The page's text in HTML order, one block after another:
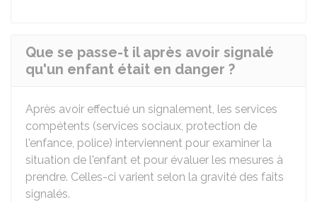
Que se passe-t il après avoir signalé
qu'un enfant était en danger ?
Après avoir effectué un signalement, les services
compétents (services sociaux, protection de
l'enfance, police) interviennent pour examiner la
situation de l'enfant et pour évaluer les mesures à
prendre. Celles-ci varient selon la gravité des faits
signalés.